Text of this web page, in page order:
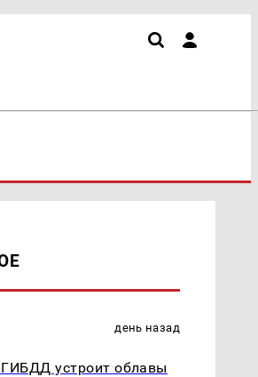
день назад
ГИБДД устроит облавы